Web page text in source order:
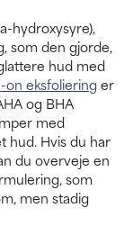
hydroxysyre),
som den gjorde,
hud med
on eksfolieringer
og BHA
med
hud. Hvis du har
du overveje en
som
men stadig